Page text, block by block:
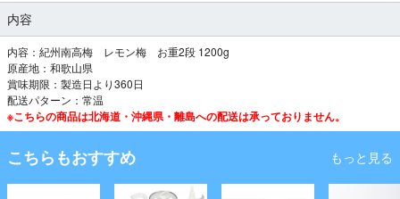
内容
内容：紀州南高梅 レモン梅 お重2段 1200g
原産地：和歌山県
賞味期限：製造日より360日
配送パターン：常温
※こちらの商品は北海道・沖縄県・離島への配送は承っておりません。
こちらもおすすめ もっと見る